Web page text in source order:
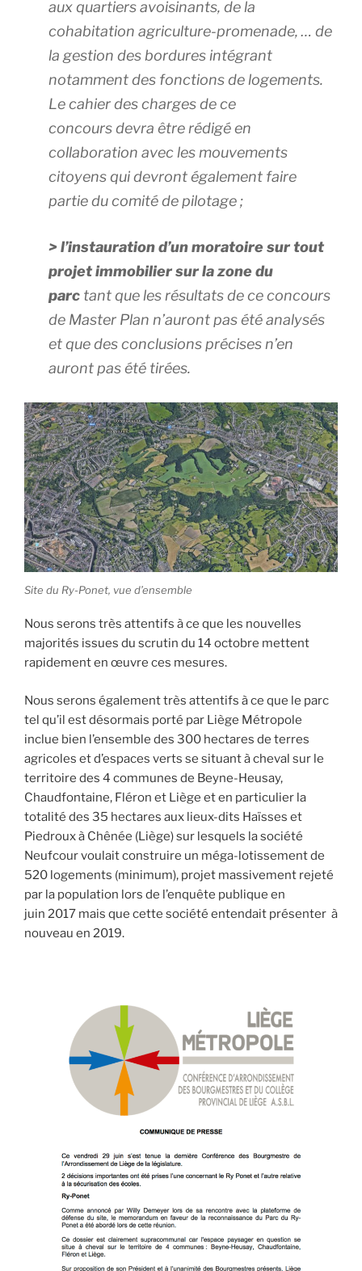
aux quartiers avoisinants, de la
cohabitation agriculture-promenade, … de
la gestion des bordures intégrant
notamment des fonctions de logements.
Le cahier des charges de ce
concours devra être rédigé en
collaboration avec les mouvements
citoyens qui devront également faire
partie du comité de pilotage ;
> l’instauration d’un moratoire sur tout
projet immobilier sur la zone du
parc tant que les résultats de ce concours
de Master Plan n’auront pas été analysés
et que des conclusions précises n’en
auront pas été tirées.
Site du Ry-Ponet, vue d’ensemble
Nous serons très attentifs à ce que les nouvelles
majorités issues du scrutin du 14 octobre mettent
rapidement en œuvre ces mesures.
Nous serons également très attentifs à ce que le parc
tel qu’il est désormais porté par Liège Métropole
inclue bien l’ensemble des 300 hectares de terres
agricoles et d’espaces verts se situant à cheval sur le
territoire des 4 communes de Beyne-Heusay,
Chaudfontaine, Fléron et Liège et en particulier la
totalité des 35 hectares aux lieux-dits Haïsses et
Piedroux à Chênée (Liège) sur lesquels la société
Neufcour voulait construire un méga-lotissement de
520 logements (minimum), projet massivement rejeté
par la population lors de l’enquête publique en
juin 2017 mais que cette société entendait présenter à
nouveau en 2019.